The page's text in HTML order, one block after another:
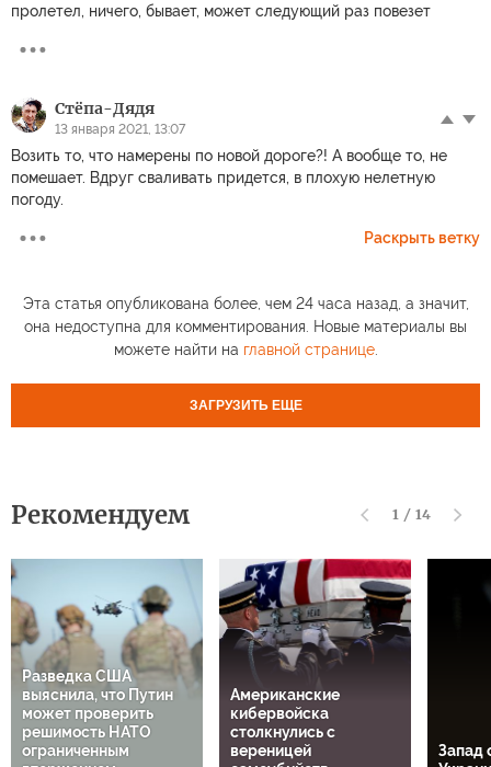
пролетел, ничего, бывает, может следующий раз повезет
Стёпа-Дядя
13 января 2021, 13:07
Возить то, что намерены по новой дороге?! А вообще то, не
помешает. Вдруг сваливать придется, в плохую нелетную
погоду.
Раскрыть ветку
Эта статья опубликована более, чем 24 часа назад, а значит,
она недоступна для комментирования. Новые материалы вы
можете найти на главной странице.
ЗАГРУЗИТЬ ЕЩЕ
Рекомендуем 1 / 14
Разведка США
выяснила, что Путин
может проверить
решимость НАТО
ограниченным
Американские
кибервойска
столкнулись с
вереницей
Запад